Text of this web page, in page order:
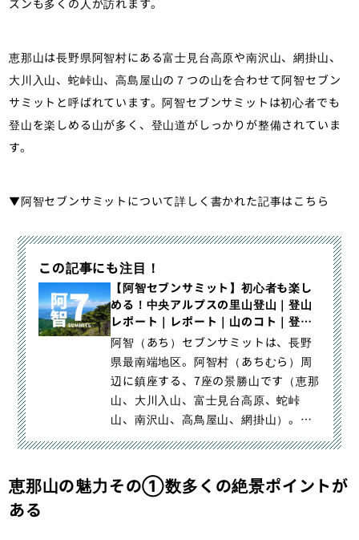
恵那山は長野県阿智村にある富士見台高原や南沢山、網掛山、
大川入山、蛇峠山、高島屋山の７つの山を合わせて阿智セブン
サミットと呼ばれています。阿智セブンサミットは初心者でも
登山を楽しめる山が多く、登山道がしっかりが整備されていま
す。
▼阿智セブンサミットについて詳しく書かれた記事はこちら
この記事にも注目！
【阿智セブンサミット】初心者も楽し
める！中央アルプスの里山登山｜登山
レポート｜レポート｜山のコト｜登
山・トレラン・山スキーマガジン「山
旅旅」
阿智（あち）セブンサミットは、長野
県最南端地区。阿智村（あちむら）周
辺に鎮座する、7座の景勝山です（恵那
山、大川入山、富士見台高原、蛇峠
山、南沢山、高鳥屋山、網掛山）。中
央アルプス最南端のエリアにある｜
める！中央アルプスの里山登山｜登
山・トレラン・山スキーマガジン「山
恵那山の魅力その①数多くの絶景ポイントが
ある